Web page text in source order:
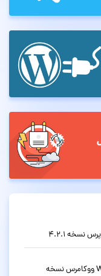
قالب فروشگاهی چندمنظوره وودمارت WoodMart ووکامرس نسخه